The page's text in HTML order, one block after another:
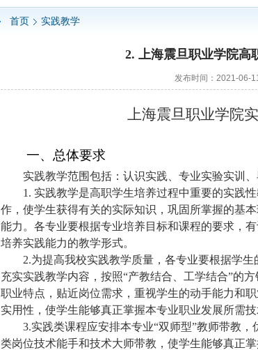
首页 实践教学
2. 上海震旦职业学院高
发布时间：2021-06-
上海震旦职业学院
一、总体要求
实践教学范围包括：认识实践、专业实验实训、
1. 实践教学是高职学生培养过程中重要的实践
作，使学生获得有关的实际知识，巩固所掌握的基
能力。各专业要根据专业培养目标和课程的要求，
培养实践能力的教学形式。
2.为提高我校实践教学质量，各专业要根据学
充实实践教学内容，按照“产教结合、工学结合”的
职业特点，贴近岗位需求，重视学生的动手能力和
实用性，使学生能够真正掌握本专业职业发展所需技
3.实践类课程应安排本专业“双师型”教师带教
类岗位技术能手和技术大师带教，使学生能够真正